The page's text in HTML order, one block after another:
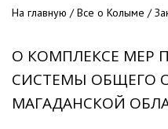
На главную /Все о Колыме /
О КОМПЛЕКСЕ МЕР
СИСТЕМЫ ОБЩЕГО
МАГАДАНСКОЙ